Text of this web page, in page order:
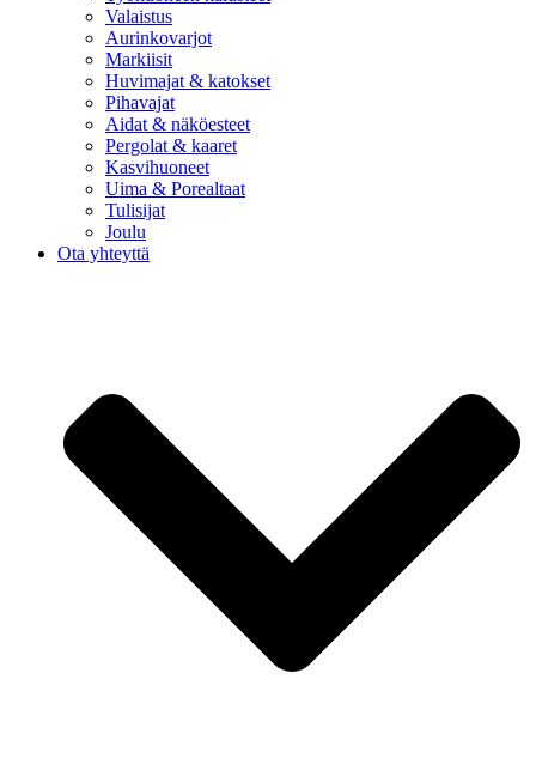
Valaistus
Aurinkovarjot
Markiisit
Huvimajat & katokset
Pihavajat
Aidat & näköesteet
Pergolat & kaaret
Kasvihuoneet
Uima & Porealtaat
Tulisijat
Joulu
Ota yhteyttä